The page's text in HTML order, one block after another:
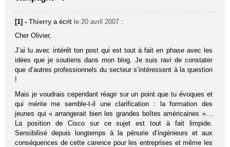
[1] -Thierry a écrit le 20 avril 2007 :
Cher Olivier,
J’ai lu avec intérêt ton post qui est tout à fait en phase avec les
idées que je soutiens dans mon blog. Je suis ravi de constater
que d’autres professionnels du secteur s’intéressent à la question
!
Mais je voudrais cependant réagir sur un point que tu évoques et
qui mérite me semble-t-il une clarification : la formation des
jeunes qui « arrangerait bien les grandes boîtes américaines »…
La position de Cisco sur ce sujet est tout à fait limpide.
Sensibilisé depuis longtemps à la pénurie d’ingénieurs et aux
conséquences de cette carence pour les entreprises et même les